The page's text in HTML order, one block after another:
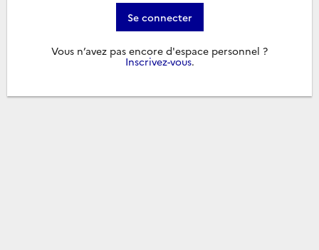
Se connecter
Vous n’avez pas encore d'espace personnel ?
Inscrivez-vous.